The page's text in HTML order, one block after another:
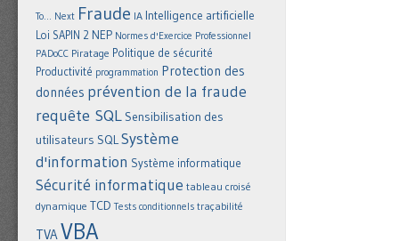
To... Next Fraude IA Intelligence artificielle
Loi SAPIN 2 NEP Normes d'Exercice Professionnel
PADoCC Piratage Politique de sécurité
Productivité programmation Protection des
données prévention de la fraude
requête SQL Sensibilisation des
utilisateurs SQLSystème
d'information Système informatique
Sécurité informatique tableau croisé
dynamique TCD Tests conditionnels traçabilité
TVAVBA